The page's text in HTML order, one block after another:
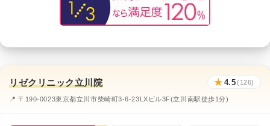
リゼクリニック立川院 ★ 4.5(126)
📍 〒190-0023東京都立川市柴崎町3-6-23LXビル3F(立川南駅徒歩1分)